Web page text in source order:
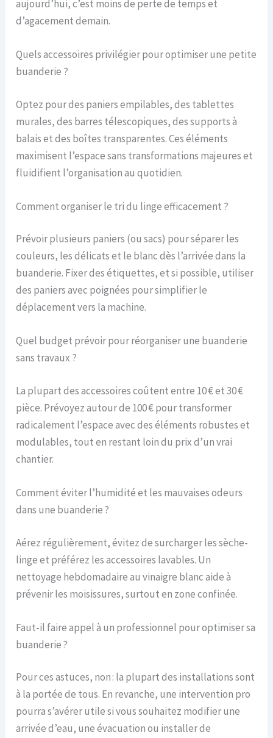
aujourd’hui, c’est moins de perte de temps et
d’agacement demain.
Quels accessoires privilégier pour optimiser une petite
buanderie ?
Optez pour des paniers empilables, des tablettes
murales, des barres télescopiques, des supports à
balais et des boîtes transparentes. Ces éléments
maximisent l’espace sans transformations majeures et
fluidifient l’organisation au quotidien.
Comment organiser le tri du linge efficacement ?
Prévoir plusieurs paniers (ou sacs) pour séparer les
couleurs, les délicats et le blanc dès l’arrivée dans la
buanderie. Fixer des étiquettes, et si possible, utiliser
des paniers avec poignées pour simplifier le
déplacement vers la machine.
Quel budget prévoir pour réorganiser une buanderie
sans travaux ?
La plupart des accessoires coûtent entre 10 € et 30 €
pièce. Prévoyez autour de 100 € pour transformer
radicalement l’espace avec des éléments robustes et
modulables, tout en restant loin du prix d’un vrai
chantier.
Comment éviter l’humidité et les mauvaises odeurs
dans une buanderie ?
Aérez régulièrement, évitez de surcharger les sèche-
linge et préférez les accessoires lavables. Un
nettoyage hebdomadaire au vinaigre blanc aide à
prévenir les moisissures, surtout en zone confinée.
Faut-il faire appel à un professionnel pour optimiser sa
buanderie ?
Pour ces astuces, non : la plupart des installations sont
à la portée de tous. En revanche, une intervention pro
pourra s’avérer utile si vous souhaitez modifier une
arrivée d’eau, une évacuation ou installer de